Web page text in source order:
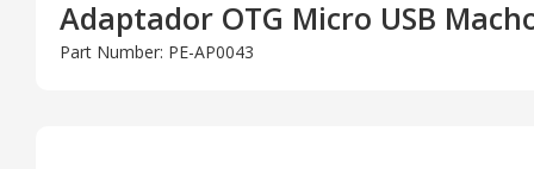
Adaptador OTG Micro USB
Part Number: PE-AP0043